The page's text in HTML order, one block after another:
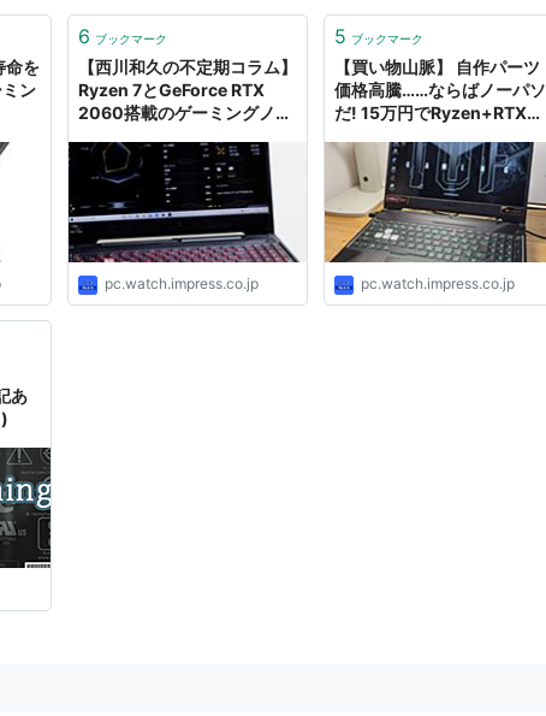
命を
ン
6 ブックマーク
【西川和久の不定期コラム】
Ryzen 7とGeForce RTX
2060搭載のゲーミングノー
A15」
pc.watch.impress.co.jp
5 ブックマーク
【買い物山脈】 自作パーツ
価格高騰……ならばノーパソ
だ! 15万円でRyzen+RTX
Gaming A15」を購入。3カ
月ぶん回してみた
pc.watch.impress.co.jp
あ